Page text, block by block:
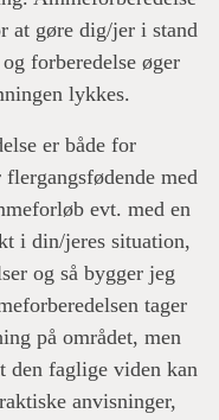
at gøre dig/jer i stand
forberedelse øger
lykkes.
er både for
med
evt. med en
i din/jeres situation,
og så bygger jeg
tager
på området, men
den faglige viden kan
anvisninger,